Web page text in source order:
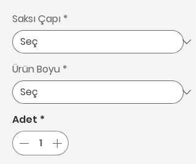
Saksı Çapı *
Ürün Boyu *
Adet *